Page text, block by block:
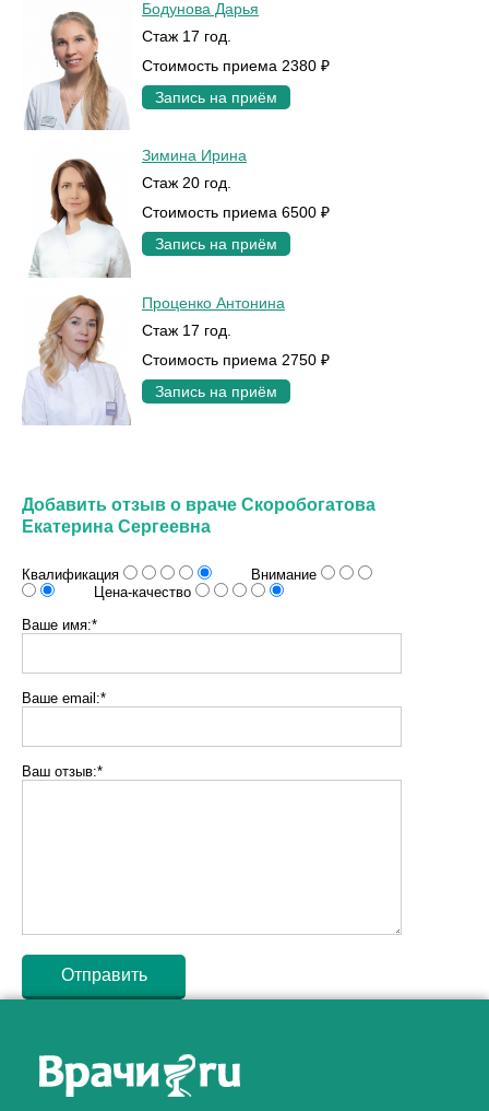
Бодунова Дарья
Стаж 17 год.
Стоимость приема 2380 ₽
Запись на приём
Зимина Ирина
Стаж 20 год.
Стоимость приема 6500 ₽
Запись на приём
Проценко Антонина
Стаж 17 год.
Стоимость приема 2750 ₽
Запись на приём
Добавить отзыв о враче Скоробогатова
Екатерина Сергеевна
Квалификация
Внимание
Цена-качество
Ваше имя:*
Ваше email:*
Ваш отзыв:*